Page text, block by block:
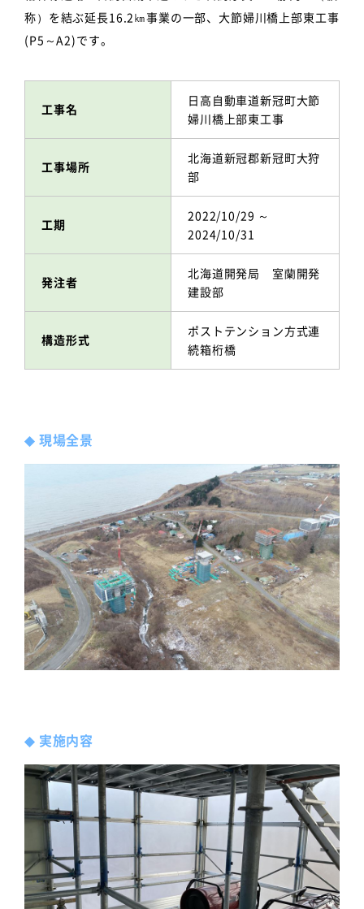
称）を結ぶ延長16.2㎞事業の一部、大節婦川橋上部東工事
(P5～A2)です。
工事名
日高自動車道新冠町大節
婦川橋上部東工事
工事場所
北海道新冠郡新冠町大狩
部
工期
2022/10/29 ～
2024/10/31
発注者
北海道開発局 室蘭開発
建設部
構造形式
ポストテンション方式連
続箱桁橋
◆現場全景
◆実施内容